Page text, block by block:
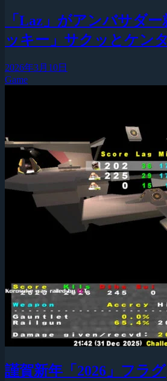
「Laz」がアンバサダ
ッキー」サクッとケン
2026年3月10日
Game
謹賀新年「2026」フラグ